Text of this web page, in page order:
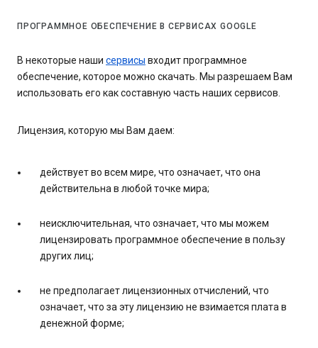
ПРОГРАММНОЕ ОБЕСПЕЧЕНИЕ В СЕРВИСАХ GOOGLE
В некоторые наши сервисы входит программное
обеспечение, которое можно скачать. Мы разрешаем Вам
использовать его как составную часть наших сервисов.
Лицензия, которую мы Вам даем:
действует во всем мире, что означает, что она
действительна в любой точке мира;
неисключительная, что означает, что мы можем
лицензировать программное обеспечение в пользу
других лиц;
не предполагает лицензионных отчислений, что
означает, что за эту лицензию не взимается плата в
денежной форме;